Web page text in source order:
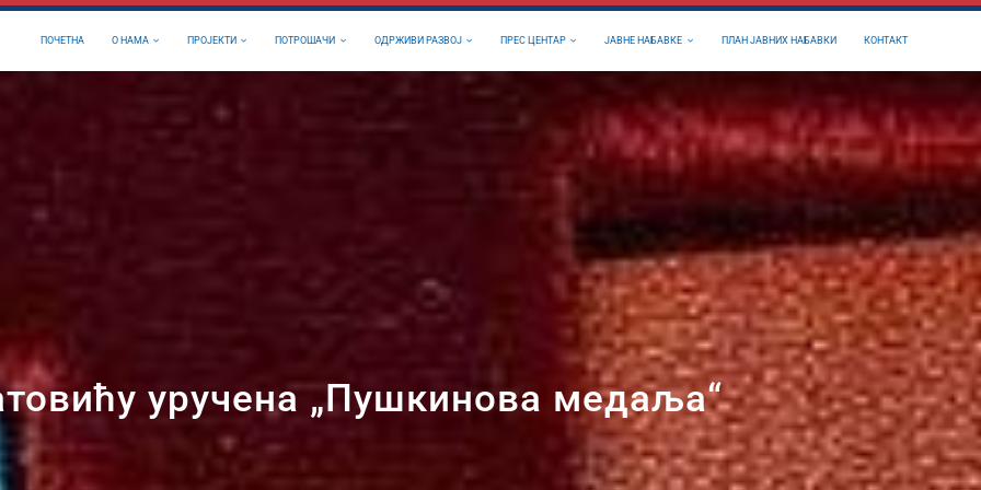
ПОЧЕТНА О НАМА ПРОЈЕКТИ ПОТРОШАЧИ ОДРЖИВИ РАЗВОЈ ПРЕС ЦЕНТАР ЈАВНЕ НАБАВКЕ ПЛАН ЈАВНИХ НАБАВКИ КОНТАКТ
уручена „Пушкинова медаља“